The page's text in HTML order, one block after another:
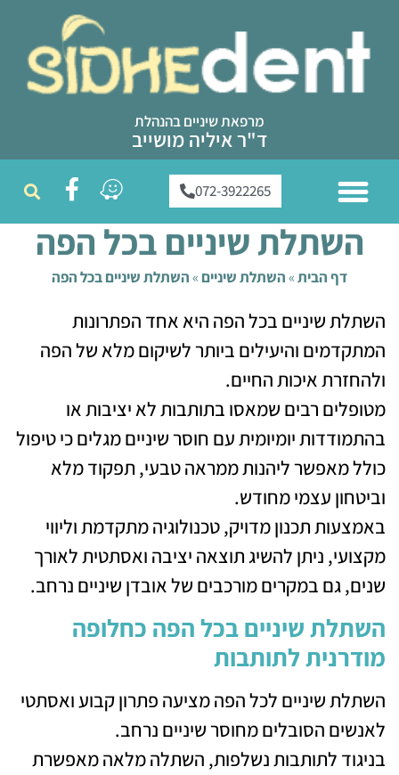
מרפאת שיניים בהנהלת
ד"ר איליה מושייב
072-3922265
השתלת שיניים בכל הפה
דף הבית»השתלת שיניים »השתלת שיניים בכל הפה
השתלת שיניים בכל הפה היא אחד הפתרונות
המתקדמים והיעילים ביותר לשיקום מלא של הפה
ולהחזרת איכות החיים.
מטופלים רבים שמאסו בתותבות לא יציבות או
בהתמודדות יומיומית עם חוסר שיניים מגלים כי טיפול
כולל מאפשר ליהנות ממראה טבעי, תפקוד מלא
וביטחון עצמי מחודש.
באמצעות תכנון מדויק, טכנולוגיה מתקדמת וליווי
מקצועי, ניתן להשיג תוצאה יציבה ואסתטית לאורך
שנים, גם במקרים מורכבים של אובדן שיניים נרחב.
השתלת שיניים בכל הפה כחלופה
מודרנית לתותבות
השתלת שיניים לכל הפה מציעה פתרון קבוע ואסתטי
לאנשים הסובלים מחוסר שיניים נרחב.
בניגוד לתותבות נשלפות, השתלה מלאה מאפשרת